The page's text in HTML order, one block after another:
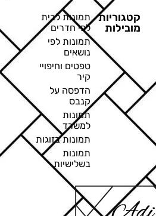
קטגוריות
מובילות
תמונות לבית
לפי חדרים
תמונות לפי
נושאים
טפטים וחיפויי
קיר
הדפסה על
קנבס
תמונות
למשרד
תמונות בזוגות
תמונות
בשלישיות